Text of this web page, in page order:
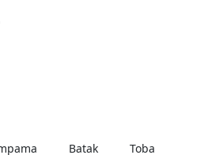
Batak Toba